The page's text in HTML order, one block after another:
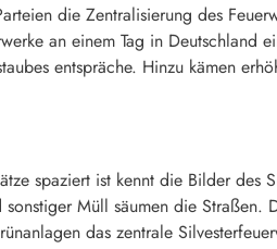
die Zentralisierung des
an einem Tag in Deutschland
entspräche. Hinzu kämen
spaziert ist kennt die Bilder des
Müll säumen die Straßen.
das zentrale